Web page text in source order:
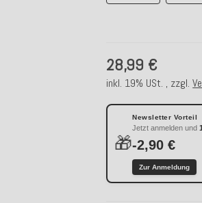
28,99 €
inkl. 19% USt. , zzgl.
🎁
Newsletter Vorteil
Jetzt anmelden und
-2,90 €
Zur Anmeldung